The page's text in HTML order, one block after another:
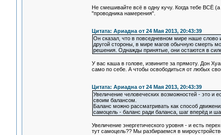
Не смешивайте всё в одну кучу. Когда тебе ВСЁ (а
"проводника намерения".
Цитата: Ариадна от 24 Мая 2013, 20:43:39
Он сказал, что в повседневном мире наше
другой стороны, в мире магов обычную смерть
решения. Однажды принятые, они остаются в
У вас каша в голове, извините за прямоту. Дон
само по себе. А чтобы освободиться от любых
Цитата: Ариадна от 24 Мая 2013, 20:43:39
Увеличение человеческих возможностей - это и
своим балансом.
Баланс можно рассматривать как способ
самоцель - баланс ради баланса, шаг вперёд и
Увеличение энергетического уровня - и есть
тут самоцель?? Мы разбираемся в